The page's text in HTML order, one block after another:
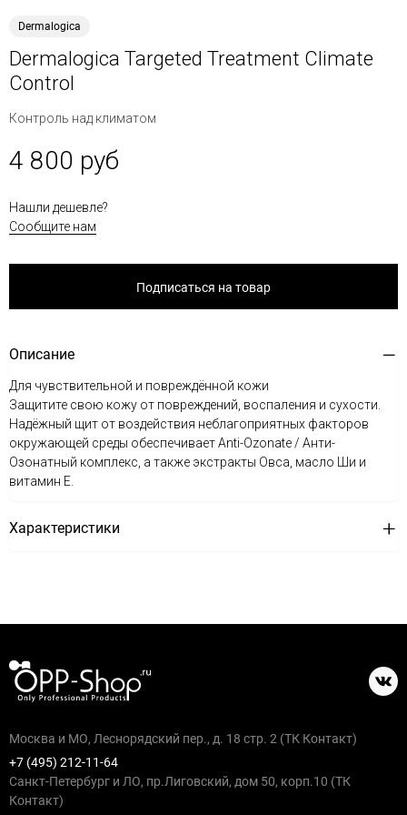
Dermalogica
Dermalogica Targeted Treatment Climate
Control
Контроль над климатом
4 800 руб
Нашли дешевле?
Сообщите нам
Подписаться на товар
Описание
Для чувствительной и повреждённой кожи
Защитите свою кожу от повреждений, воспаления и сухости.
Надёжный щит от воздействия неблагоприятных факторов
окружающей среды обеспечивает Anti-Ozonate / Анти-
Озонатный комплекс, а также экстракты Овса, масло Ши и
витамин Е.
Характеристики
Москва и МО, Леснорядский пер., д. 18 стр. 2 (ТК Контакт)
+7 (495) 212-11-64
Санкт-Петербург и ЛО, пр.Лиговский, дом 50, корп.10 (ТК
Контакт)